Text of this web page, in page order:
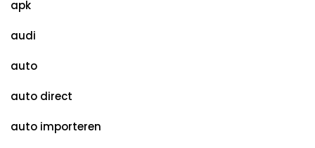
apk
audi
auto
auto direct
auto importeren